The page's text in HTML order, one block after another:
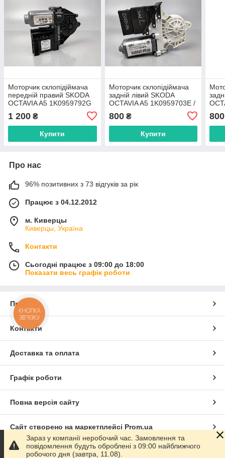
Моторчик склопідіймача
передній правий SKODA
OCTAVIA A5 1K0959792G
1 200 ₴
Купити
Моторчик склопідіймача
задній лівий SKODA
OCTAVIA A5 1K0959703E /
800₴
Купити
800
Про нас
96% позитивних з 73 відгуків за рік
Працює з 04.12.2012
м. Киверцы
Киверцы, Україна
Контакти
Сьогодні працює з 09:00 до 18:00
Показати весь графік роботи
Про нас
Контакти
Доставка та оплата
Графік роботи
Повна версія сайту
Сайт створено на маркетплейсі Prom.ua
Політика конфіденційності
Зараз у компанії неробочий час. Замовлення та
повідомлення будуть оброблені з 09:00 найближчого
робочого дня (завтра, 11.08).
КНОПКА
ЗВ'ЯЗКУ